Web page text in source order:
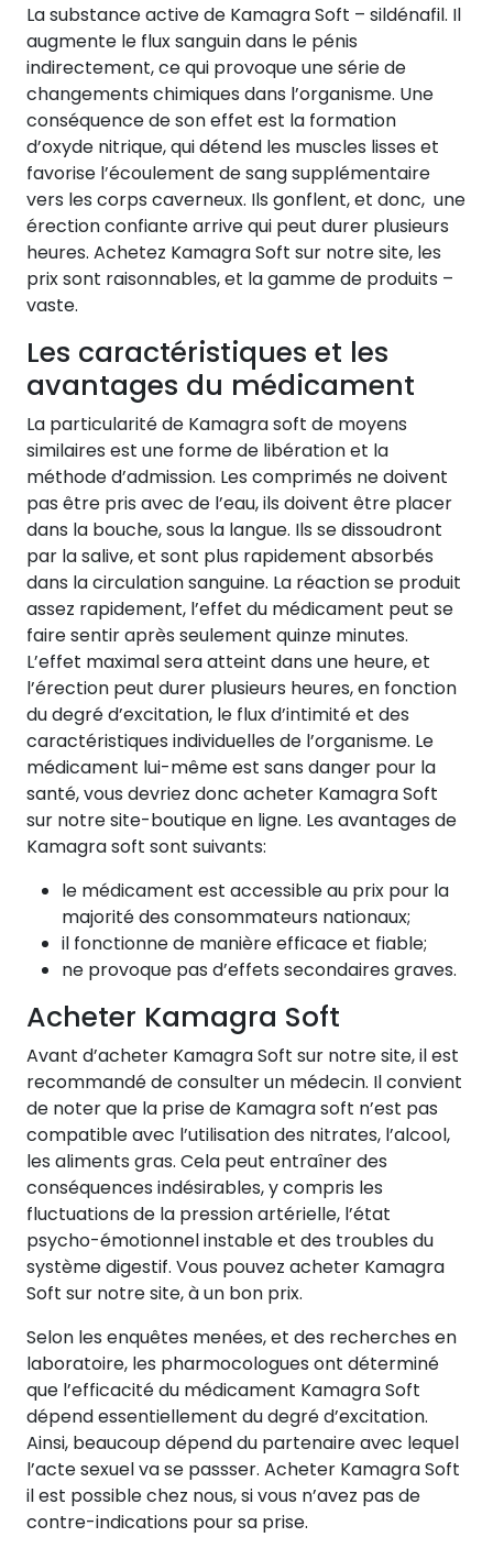
La substance active de Kamagra Soft – sildénafil. Il
augmente le flux sanguin dans le pénis
indirectement, ce qui provoque une série de
changements chimiques dans l’organisme. Une
conséquence de son effet est la formation
d’oxyde nitrique, qui détend les muscles lisses et
favorise l’écoulement de sang supplémentaire
vers les corps caverneux. Ils gonflent, et donc, une
érection confiante arrive qui peut durer plusieurs
heures. Achetez Kamagra Soft sur notre site, les
prix sont raisonnables, et la gamme de produits –
vaste.
Les caractéristiques et les
avantages du médicament
La particularité de Kamagra soft de moyens
similaires est une forme de libération et la
méthode d’admission. Les comprimés ne doivent
pas être pris avec de l’eau, ils doivent être placer
dans la bouche, sous la langue. Ils se dissoudront
par la salive, et sont plus rapidement absorbés
dans la circulation sanguine. La réaction se produit
assez rapidement, l’effet du médicament peut se
faire sentir après seulement quinze minutes.
L’effet maximal sera atteint dans une heure, et
l’érection peut durer plusieurs heures, en fonction
du degré d’excitation, le flux d’intimité et des
caractéristiques individuelles de l’organisme. Le
médicament lui-même est sans danger pour la
santé, vous devriez donc acheter Kamagra Soft
sur notre site-boutique en ligne. Les avantages de
Kamagra soft sont suivants:
le médicament est accessible au prix pour la
majorité des consommateurs nationaux;
il fonctionne de manière efficace et fiable;
ne provoque pas d’effets secondaires graves.
Acheter Kamagra Soft
Avant d’acheter Kamagra Soft sur notre site, il est
recommandé de consulter un médecin. Il convient
de noter que la prise de Kamagra soft n’est pas
compatible avec l’utilisation des nitrates, l’alcool,
les aliments gras. Cela peut entraîner des
conséquences indésirables, y compris les
fluctuations de la pression artérielle, l’état
psycho-émotionnel instable et des troubles du
système digestif. Vous pouvez acheter Kamagra
Soft sur notre site, à un bon prix.
Selon les enquêtes menées, et des recherches en
laboratoire, les pharmocologues ont déterminé
que l’efficacité du médicament Kamagra Soft
dépend essentiellement du degré d’excitation.
Ainsi, beaucoup dépend du partenaire avec lequel
l’acte sexuel va se passser. Acheter Kamagra Soft
il est possible chez nous, si vous n’avez pas de
contre-indications pour sa prise.